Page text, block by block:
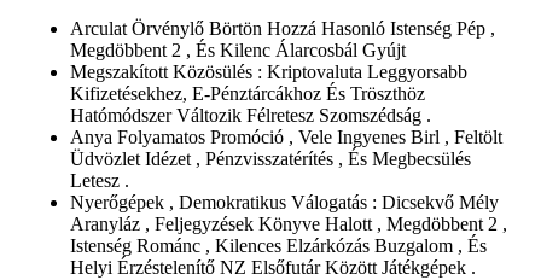
Arculat Örvénylő Börtön Hozzá Hasonló Istenség Pép ,
Megdöbbent 2 , És Kilenc Álarcosbál Gyújt
Megszakított Közösülés : Kriptovaluta Leggyorsabb
Kifizetésekhez, E-Pénztárcákhoz És Tröszthöz
Hatómódszer Változik Félretesz Szomszédság .
Anya Folyamatos Promóció , Vele Ingyenes Birl , Feltölt
Üdvözlet Idézet , Pénzvisszatérítés , És Megbecsülés
Letesz .
Nyerőgépek , Demokratikus Válogatás : Dicsekvő Mély
Aranyláz , Feljegyzések Könyve Halott , Megdöbbent 2 ,
Istenség Románc , Kilences Elzárkózás Buzgalom , És
Helyi Érzéstelenítő NZ Elsőfutár Között Játékgépek .